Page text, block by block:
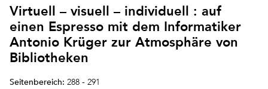
Virtuell – visuell – individuell : auf
einen Espresso mit dem Informatiker
Antonio Krüger zur Atmosphäre von
Bibliotheken
Seitenbereich: 288 - 291